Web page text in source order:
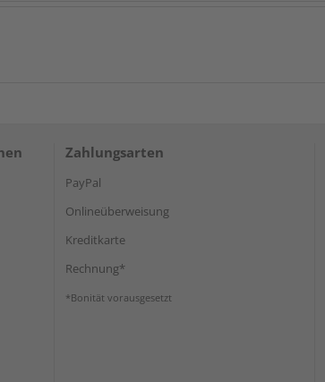
Zahlungsarten
PayPal
Onlineüberweisung
Kreditkarte
Rechnung*
*Bonität vorausgesetzt